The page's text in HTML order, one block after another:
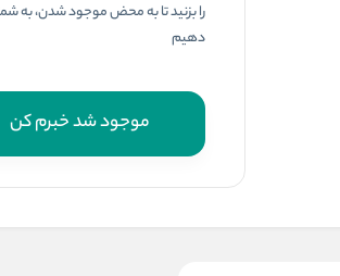
را بزنید تا به محض موجود شدن، به
دهیم
موجود شد خبرم کن